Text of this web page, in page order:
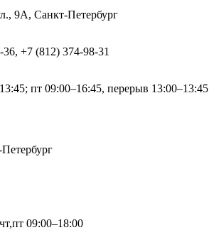
9А, Санкт-Петербург
+7 (812) 374-98-31
пт 09:00–16:45, перерыв 13:00–13:45
09:00–18:00